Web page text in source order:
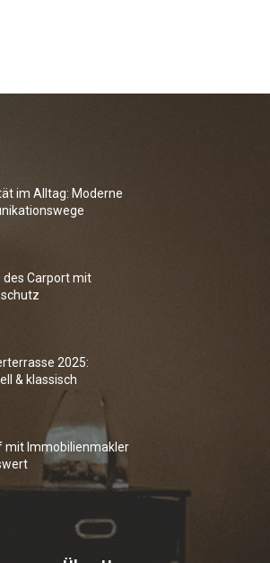
im Alltag: Moderne
des Carport mit
2025:
& klassisch
mit Immobilienmakler